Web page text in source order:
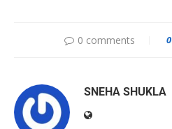
0 comments 0
SNEHA SHUKLA